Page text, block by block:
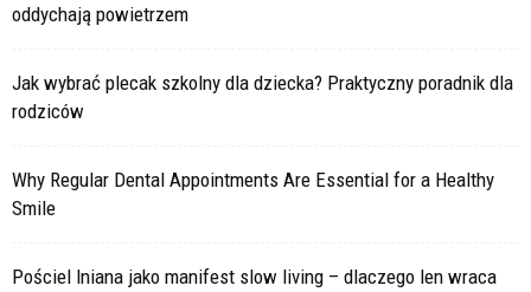
oddychają powietrzem
Jak wybrać plecak szkolny dla dziecka? Praktyczny poradnik dla
rodziców
Why Regular Dental Appointments Are Essential for a Healthy
Smile
Pościel lniana jako manifest slow living – dlaczego len wraca